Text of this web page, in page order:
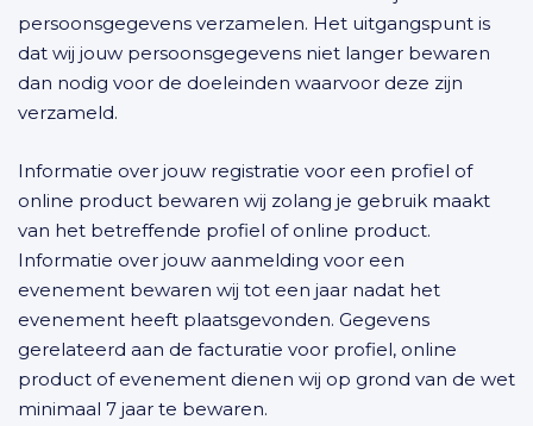
persoonsgegevens verzamelen. Het uitgangspunt is
dat wij jouw persoonsgegevens niet langer bewaren
dan nodig voor de doeleinden waarvoor deze zijn
verzameld.
Informatie over jouw registratie voor een profiel of
online product bewaren wij zolang je gebruik maakt
van het betreffende profiel of online product.
Informatie over jouw aanmelding voor een
evenement bewaren wij tot een jaar nadat het
evenement heeft plaatsgevonden. Gegevens
gerelateerd aan de facturatie voor profiel, online
product of evenement dienen wij op grond van de wet
minimaal 7 jaar te bewaren.